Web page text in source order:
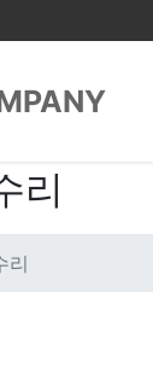
리
리